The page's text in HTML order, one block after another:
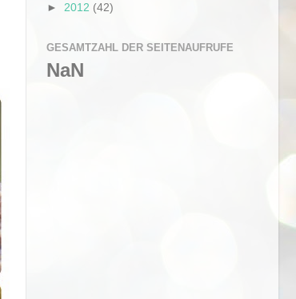
► 2012 (42)
GESAMTZAHL DER SEITENAUFRUFE
NaN